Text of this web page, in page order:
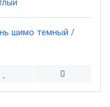
шимо темный /